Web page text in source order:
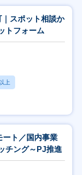
｜スポット相談か
トフォーム
上
ート／国内事業
チング～PJ推進